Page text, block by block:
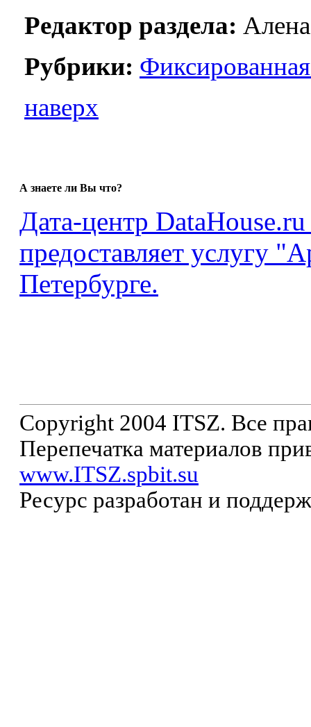
Редактор раздела:
Рубрики: Фиксированная
наверх
А знаете ли Вы что?
Дата-центр
предоставляет услугу
Петербурге.
Copyright 2004 ITSZ. Все
Перепечатка материалов
www.ITSZ.spbit.su
Ресурс разработан и